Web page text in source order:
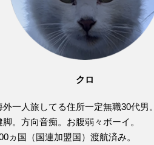
クロ
外一人旅してる住所一定無職30代男。
脚。方向音痴。お腹弱々ボーイ。
ヵ国（国連加盟国）渡航済み。